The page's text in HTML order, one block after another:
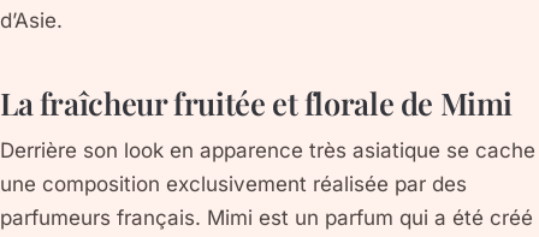
d’Asie.
La fraîcheur fruitée et florale de Mimi
Derrière son look en apparence très asiatique se cache
une composition exclusivement réalisée par des
parfumeurs français. Mimi est un parfum qui a été créé